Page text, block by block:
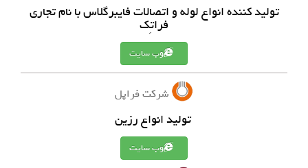
تولید کننده انواع لوله و اتصالات فایبرگلاس با نام تجاری
فراتِک
وب سایت
شرکت فراپل
تولید انواع رزین
وب سایت